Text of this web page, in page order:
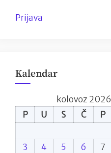
Prijava
Kalendar
kolovoz 2026
P
U S Č P
3
4 5 6 7